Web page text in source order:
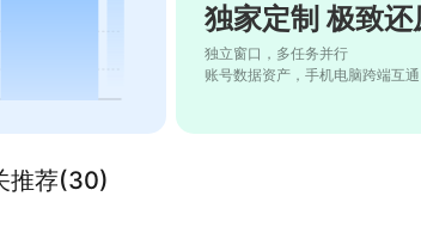
独家定制 极致还
独立窗口，多任务并行
账号数据资产，手机电脑跨端互通
推荐(30)